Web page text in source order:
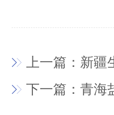
上一篇：新
下一篇：青海